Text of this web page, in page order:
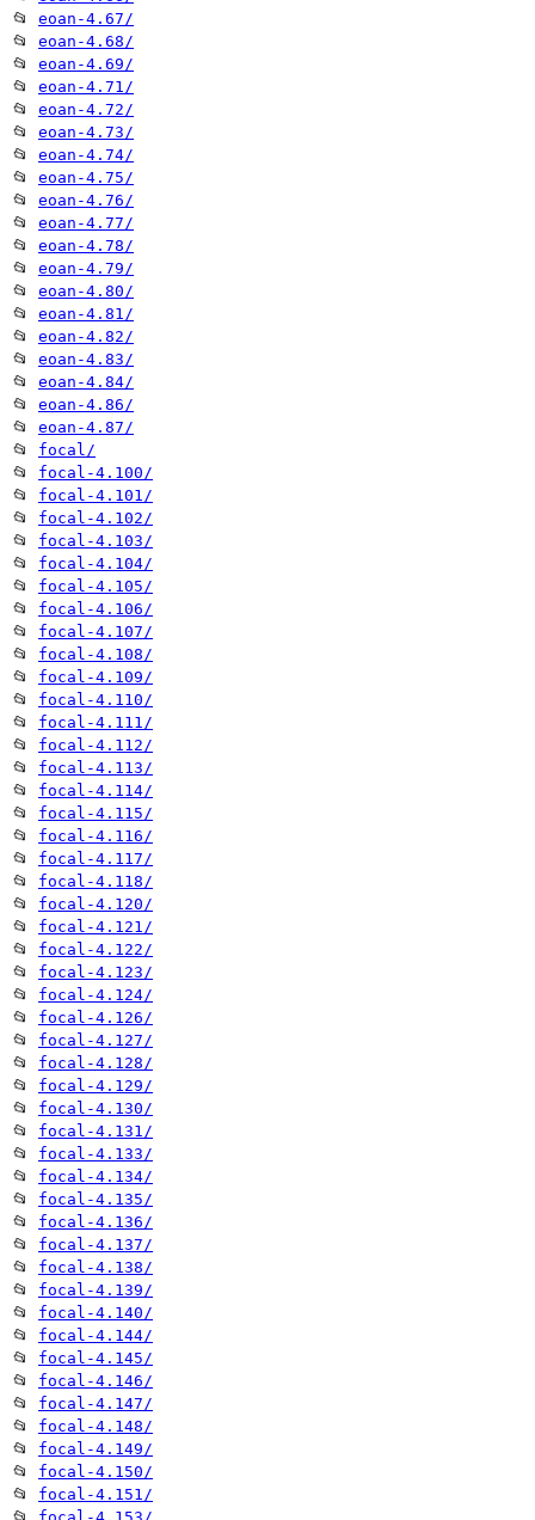
📂 eoan-4.67/
📂 eoan-4.68/
📂 eoan-4.69/
📂 eoan-4.71/
📂 eoan-4.72/
📂 eoan-4.73/
📂 eoan-4.74/
📂 eoan-4.75/
📂 eoan-4.76/
📂 eoan-4.77/
📂 eoan-4.78/
📂 eoan-4.79/
📂 eoan-4.80/
📂 eoan-4.81/
📂 eoan-4.82/
📂 eoan-4.83/
📂 eoan-4.84/
📂 eoan-4.86/
📂 eoan-4.87/
📂 focal/
📂 focal-4.100/
📂 focal-4.101/
📂 focal-4.102/
📂 focal-4.103/
📂 focal-4.104/
📂 focal-4.105/
📂 focal-4.106/
📂 focal-4.107/
📂 focal-4.108/
📂 focal-4.109/
📂 focal-4.110/
📂 focal-4.111/
📂 focal-4.112/
📂 focal-4.113/
📂 focal-4.114/
📂 focal-4.115/
📂 focal-4.116/
📂 focal-4.117/
📂 focal-4.118/
📂 focal-4.120/
📂 focal-4.121/
📂 focal-4.122/
📂 focal-4.123/
📂 focal-4.124/
📂 focal-4.126/
📂 focal-4.127/
📂 focal-4.128/
📂 focal-4.129/
📂 focal-4.130/
📂 focal-4.131/
📂 focal-4.133/
📂 focal-4.134/
📂 focal-4.135/
📂 focal-4.136/
📂 focal-4.137/
📂 focal-4.138/
📂 focal-4.139/
📂 focal-4.140/
📂 focal-4.144/
📂 focal-4.145/
📂 focal-4.146/
📂 focal-4.147/
📂 focal-4.148/
📂 focal-4.149/
📂 focal-4.150/
📂 focal-4.151/